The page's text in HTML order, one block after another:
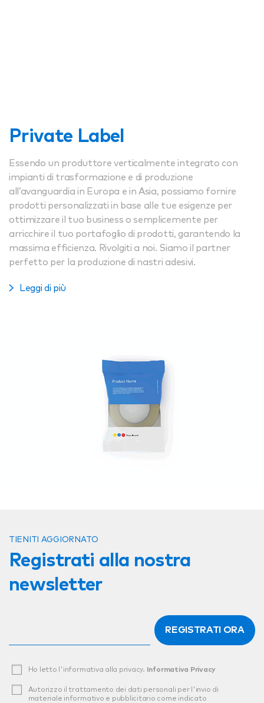
Private Label
Essendo un produttore verticalmente integrato con
impianti di trasformazione e di produzione
all’avanguardia in Europa e in Asia, possiamo fornire
prodotti personalizzati in base alle tue esigenze per
ottimizzare il tuo business o semplicemente per
arricchire il tuo portafoglio di prodotti, garantendo la
massima efficienza. Rivolgiti a noi. Siamo il partner
perfetto per la produzione di nastri adesivi.
Leggi di più
TIENITI AGGIORNATO
Registrati alla nostra
newsletter
REGISTRATI ORA
Ho letto l'informativa alla privacy. Informativa Privacy
Autorizzo il trattamento dei dati personali per l'invio di
materiale informativo e pubblicitario come indicato